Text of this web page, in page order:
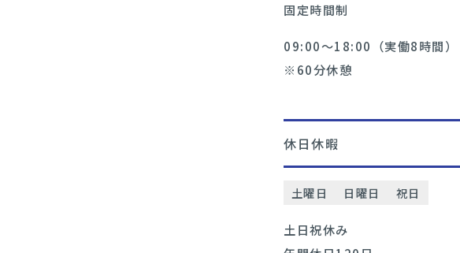
固定時間制
09:00〜18:00（実働8時間）
※60分休憩
休日休暇
土曜日 日曜日 祝日
土日祝休み